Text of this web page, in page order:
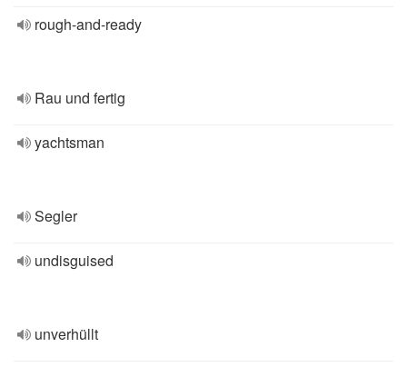
rough-and-ready
Rau und fertig
yachtsman
Segler
undisguised
unverhüllt